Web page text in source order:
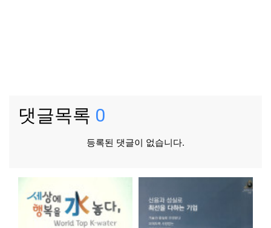
댓글목록 0
등록된 댓글이 없습니다.